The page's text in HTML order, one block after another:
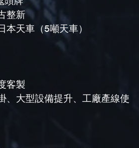
整新
天車（5噸天車）
客製
、大型設備提升、工廠產線使